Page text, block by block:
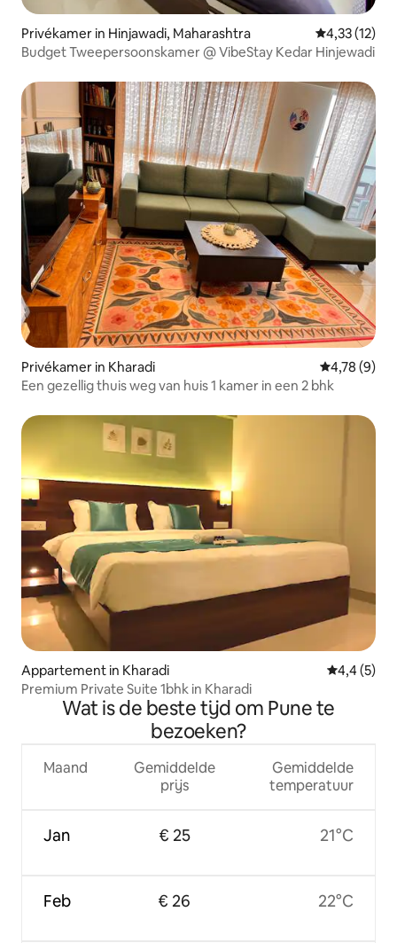
Privékamer in Hinjawadi, Maharashtra Gemiddelde
4,33 (12)
Budget Tweepersoonskamer @ VibeStay Kedar Hinjewadi
Privékamer in Kharadi
4,78 (9)
Een gezellig thuis weg van huis 1 kamer in een 2 bhk
Appartement in Kharadi
4,4 (5)
Premium Private Suite 1bhk in Kharadi
Wat is de beste tijd om Pune te
bezoeken?
Maand
Jan
Feb
Gemiddelde
prijs
€ 25
€ 26
Gemiddelde
temperatuur
21°C
22°C